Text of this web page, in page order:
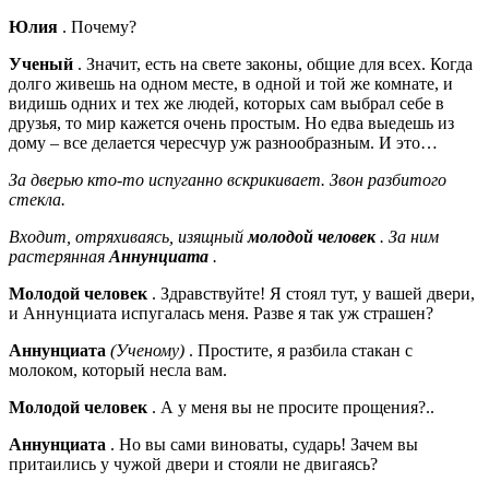
Юлия . Почему?
Ученый . Значит, есть на свете законы, общие для всех. Когда
долго живешь на одном месте, в одной и той же комнате, и
видишь одних и тех же людей, которых сам выбрал себе в
друзья, то мир кажется очень простым. Но едва выедешь из
дому – все делается чересчур уж разнообразным. И это…
За дверью кто-то испуганно вскрикивает. Звон разбитого
стекла.
Входит, отряхиваясь, изящныймолодой человек. За ним
растерянная Аннунциата .
Молодой человек . Здравствуйте! Я стоял тут, у вашей двери,
и Аннунциата испугалась меня. Разве я так уж страшен?
Аннунциата (Ученому) . Простите, я разбила стакан с
молоком, который несла вам.
Молодой человек . А у меня вы не просите прощения?..
Аннунциата . Но вы сами виноваты, сударь! Зачем вы
притаились у чужой двери и стояли не двигаясь?